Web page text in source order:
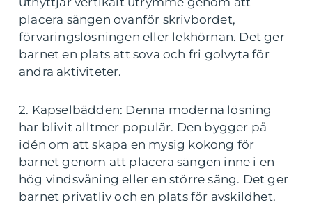
placera sängen ovanför skrivbordet,
förvaringslösningen eller lekhörnan. Det ger
barnet en plats att sova och fri golvyta för
andra aktiviteter.
2. Kapselbädden: Denna moderna lösning
har blivit alltmer populär. Den bygger på
idén om att skapa en mysig kokong för
barnet genom att placera sängen inne i en
hög vindsvåning eller en större säng. Det ger
barnet privatliv och en plats för avskildhet.